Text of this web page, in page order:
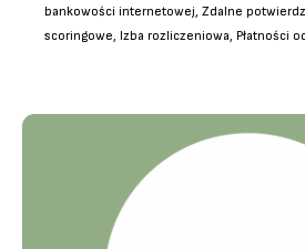
bankowości internetowej, Zdalne
scoringowe, Izba rozliczeniowa, Płatności